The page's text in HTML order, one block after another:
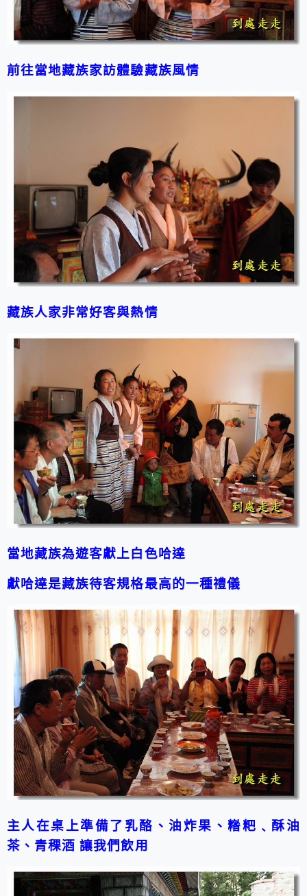
前往當地藏族家訪體驗藏族風情
藏族人家非常好客與熱情
當地藏族為遊客獻上白色哈達
獻哈達是藏族待客規格最高的一種禮儀
主人在桌上準備了乳酪、油炸果、糌粑﹑酥油
茶、青稞酒讓我們飲用